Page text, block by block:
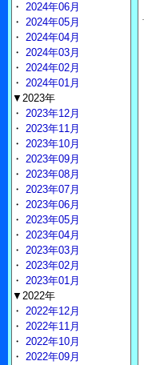
・ 2024年06月
・ 2024年05月
・ 2024年04月
・ 2024年03月
・ 2024年02月
・ 2024年01月
▼2023年
・ 2023年12月
・ 2023年11月
・ 2023年10月
・ 2023年09月
・ 2023年08月
・ 2023年07月
・ 2023年06月
・ 2023年05月
・ 2023年04月
・ 2023年03月
・ 2023年02月
・ 2023年01月
▼2022年
・ 2022年12月
・ 2022年11月
・ 2022年10月
・ 2022年09月